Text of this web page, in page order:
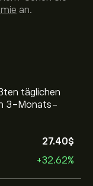
täglichen
3-Monats-
27.40‎$‎
+32.62%
an.